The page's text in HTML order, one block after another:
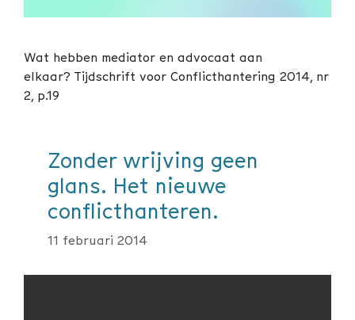
Wat hebben mediator en advocaat aan
elkaar? Tijdschrift voor Conflicthantering 2014, nr
2, p.19
Zonder wrijving geen
glans. Het nieuwe
conflicthanteren.
11 februari 2014